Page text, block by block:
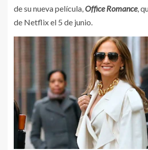
de su nueva película,Office Romance,
de Netflix el 5 de junio.